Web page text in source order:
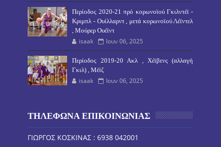
Περίοδος 2020-21 πρό κορωνοϊού Γκιλντέϊ -
Κριμπλ - Ουίλλαρντ , μετά κορωνοϊού Λέϊντελ
, Μούρερ Ουέϊντ
isaak Ιουν 06, 2025
Περίοδος 2019-20 Ακλ , Χέϊβενς (αλλαγή
Γκιλ) , Μέϊζ
isaak Ιουν 06, 2025
ΤΗΛΕΦΩΝΑ ΕΠΙΚΟΙΝΩΝΙΑΣ
ΓΙΩΡΓΟΣ ΚΟΣΚΙΝΑΣ : 6938 042001